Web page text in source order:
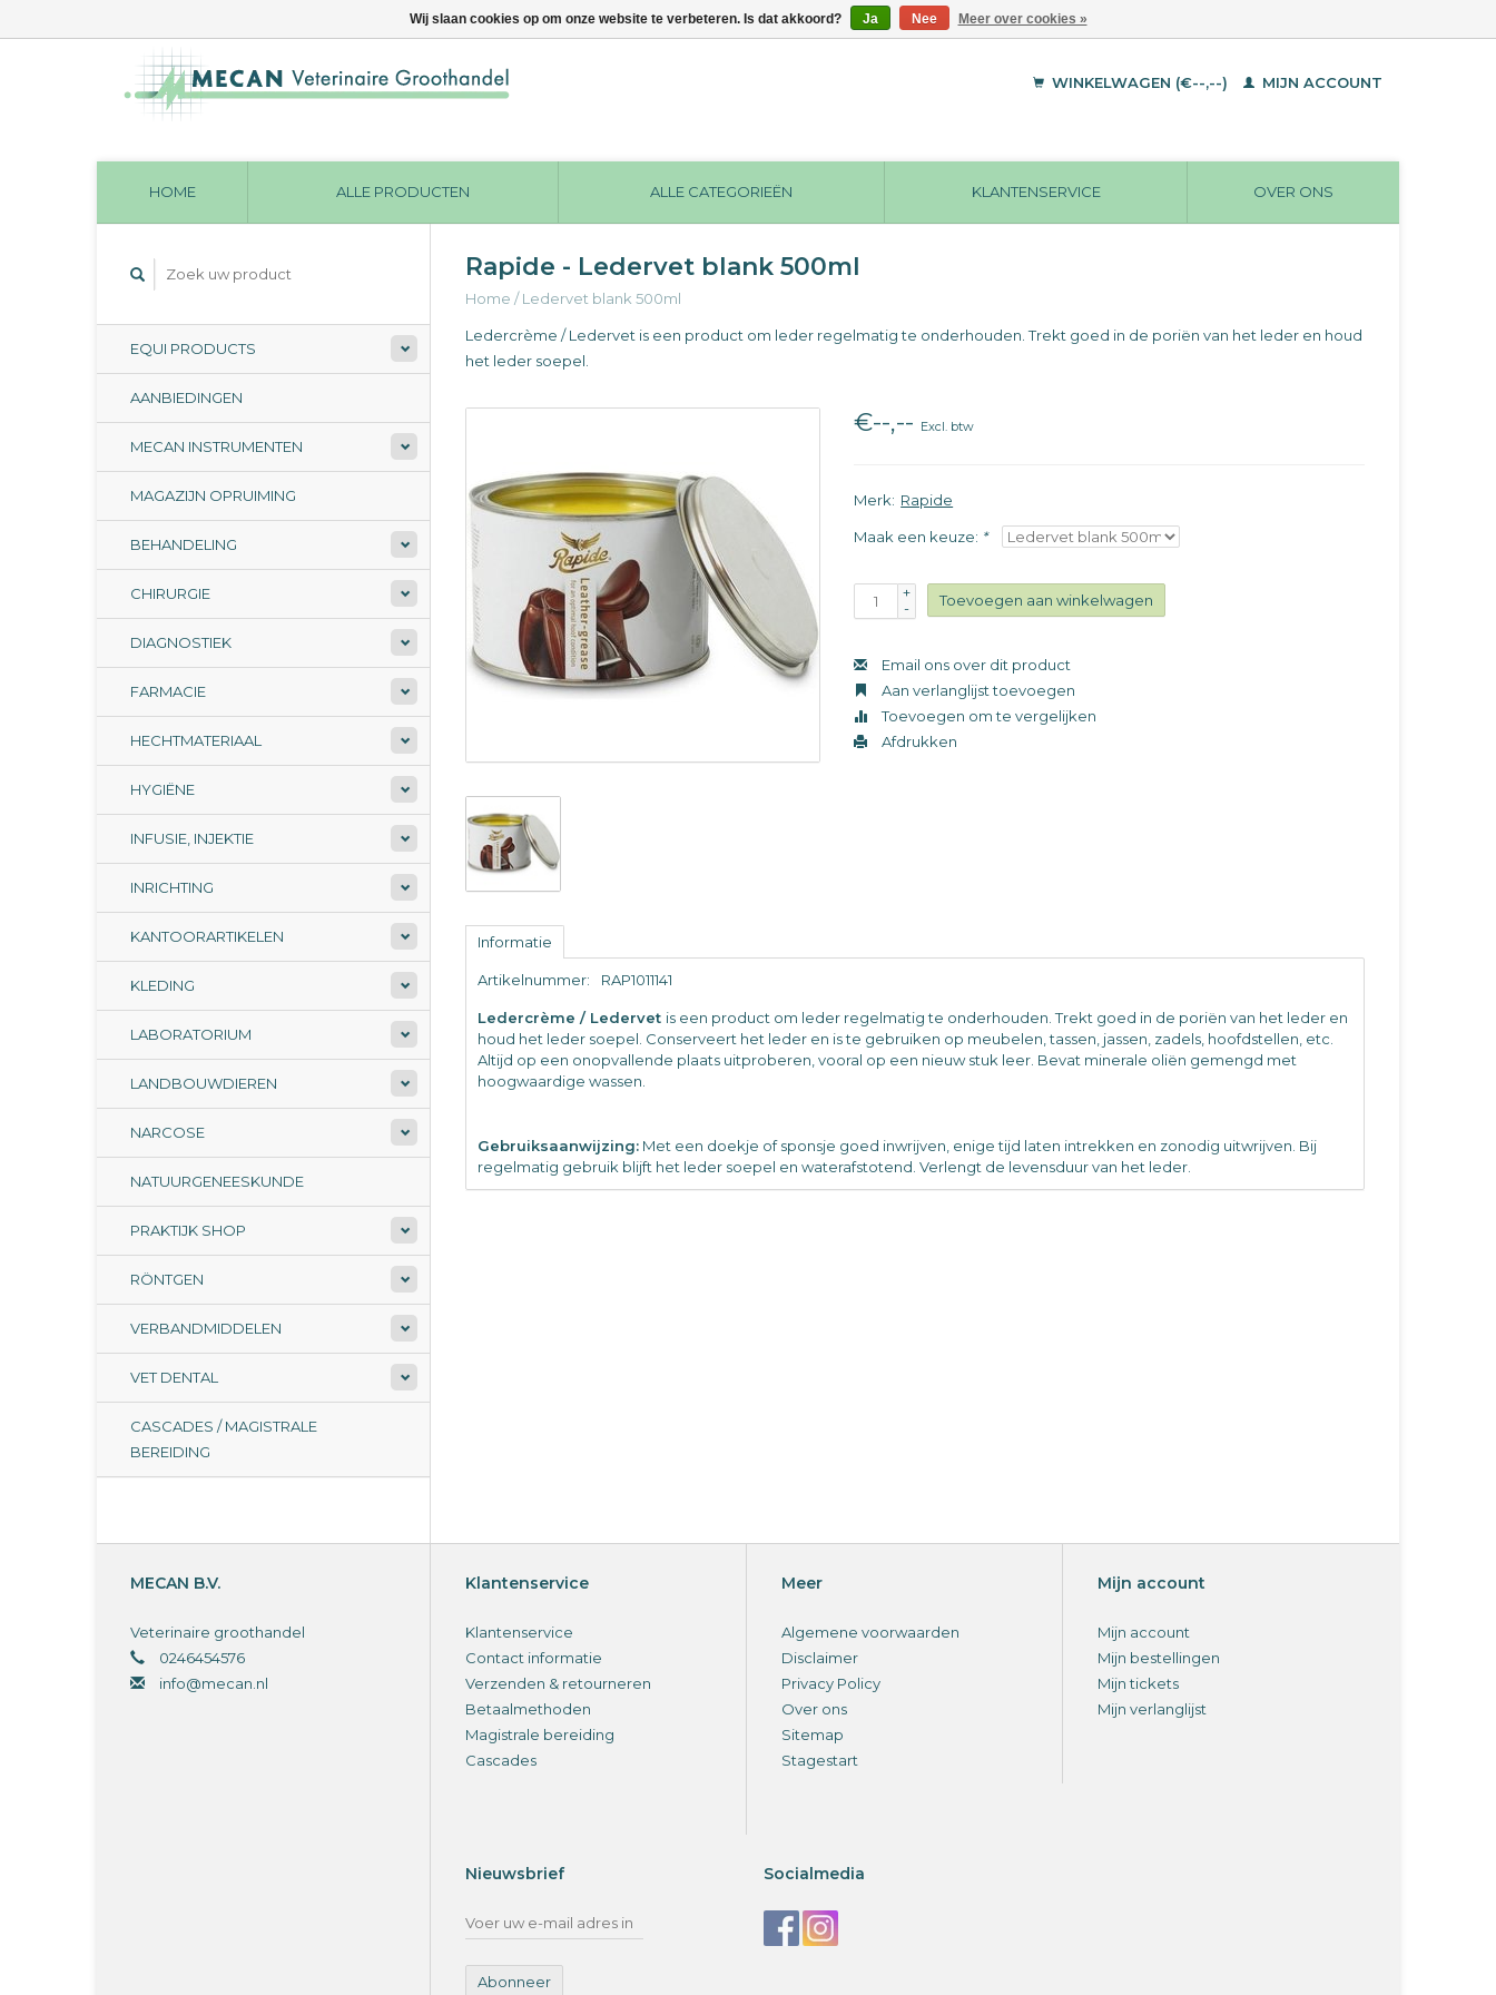
WINKELWAGEN (€--,--) MIJN ACCOUNT
HOME ALLE PRODUCTEN ALLE CATEGORIEËN KLANTENSERVICE OVER ONS
EQUI PRODUCTS
AANBIEDINGEN
MECAN INSTRUMENTEN
MAGAZIJN OPRUIMING
BEHANDELING
CHIRURGIE
DIAGNOSTIEK
FARMACIE
HECHTMATERIAAL
HYGIËNE
INFUSIE, INJEKTIE
INRICHTING
KANTOORARTIKELEN
KLEDING
LABORATORIUM
LANDBOUWDIEREN
NARCOSE
NATUURGENEESKUNDE
PRAKTIJK SHOP
RÖNTGEN
VERBANDMIDDELEN
VET DENTAL
CASCADES / MAGISTRALE
BEREIDING
Rapide - Ledervet blank 500ml
Home /Ledervet blank 500ml
Ledercrème / Ledervet is een product om leder regelmatig te onderhouden. Trekt goed in de poriën van het leder en houd
het leder soepel.
€--,-- Excl. btw
Merk: Rapide
Maak een keuze: *
+
-
Toevoegen aan winkelwagen
Email ons over dit product
Aan verlanglijst toevoegen
Toevoegen om te vergelijken
Afdrukken
Informatie
Artikelnummer: RAP1011141
Ledercrème / Ledervet is een product om leder regelmatig te onderhouden. Trekt goed in de poriën van het leder en
houd het leder soepel. Conserveert het leder en is te gebruiken op meubelen, tassen, jassen, zadels, hoofdstellen, etc.
Altijd op een onopvallende plaats uitproberen, vooral op een nieuw stuk leer. Bevat minerale oliën gemengd met
hoogwaardige wassen.
Gebruiksaanwijzing: Met een doekje of sponsje goed inwrijven, enige tijd laten intrekken en zonodig uitwrijven. Bij
regelmatig gebruik blijft het leder soepel en waterafstotend. Verlengt de levensduur van het leder.
MECAN B.V.
Veterinaire groothandel
0246454576
info@mecan.nl
Klantenservice
Klantenservice
Contact informatie
Verzenden & retourneren
Betaalmethoden
Magistrale bereiding
Cascades
Meer
Algemene voorwaarden
Disclaimer
Privacy Policy
Over ons
Sitemap
Stagestart
Mijn account
Mijn account
Mijn bestellingen
Mijn tickets
Mijn verlanglijst
Nieuwsbrief
Abonneer
Socialmedia
Wij slaan cookies op om onze website te verbeteren. Is dat akkoord? Ja Nee Meer over cookies »